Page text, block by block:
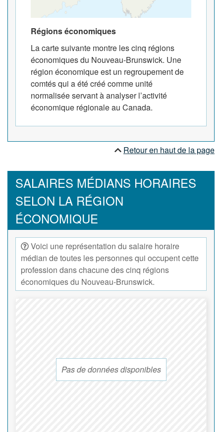
Régions économiques
La carte suivante montre les cinq régions
économiques du Nouveau-Brunswick. Une
région économique est un regroupement de
comtés qui a été créé comme unité
normalisée servant à analyser l’activité
économique régionale au Canada.
Retour en haut de la page
SALAIRES MÉDIANS HORAIRES
SELON LA RÉGION
ÉCONOMIQUE
Voici une représentation du salaire horaire
médian de toutes les personnes qui occupent cette
profession dans chacune des cinq régions
économiques du Nouveau-Brunswick.
Pas de données disponibles